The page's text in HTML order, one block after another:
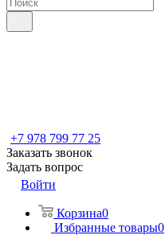
+7 978 799 77 25
Заказать звонок
Задать вопрос
Войти
Корзина0
Избранные товары0